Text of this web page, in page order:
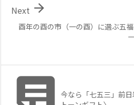
酉年の酉の市（一の酉）に選ぶ五

Next
今なら「七五三」前